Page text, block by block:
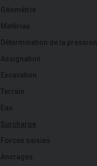
Géométrie
Matériau
Détermination de la pression
Assignation
Excavation
Terrain
Eau
Surcharge
Forces saisies
Ancrages